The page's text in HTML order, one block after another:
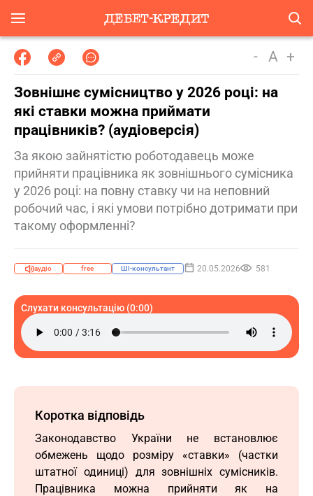
- A +
Зовнішнє сумісництво у 2026 році: на
які ставки можна приймати
працівників? (аудіоверсія)
За якою зайнятістю роботодавець може
прийняти працівника як зовнішнього сумісника
у 2026 році: на повну ставку чи на неповний
робочий час, і які умови потрібно дотримати при
такому оформленні?
аудіо free ШІ-консультант 20.05.2026 581
Слухати консультацію (0:00)
Коротка відповідь
Законодавство України не встановлює
обмежень щодо розміру «ставки» (частки
штатної одиниці) для зовнішніх сумісників.
Працівника можна прийняти як на